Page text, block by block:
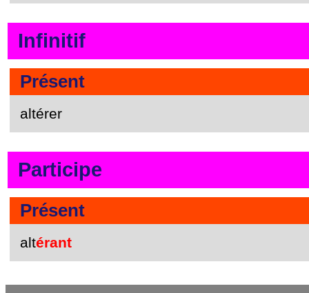
Infinitif
Présent
altérer
Participe
Présent
altérant